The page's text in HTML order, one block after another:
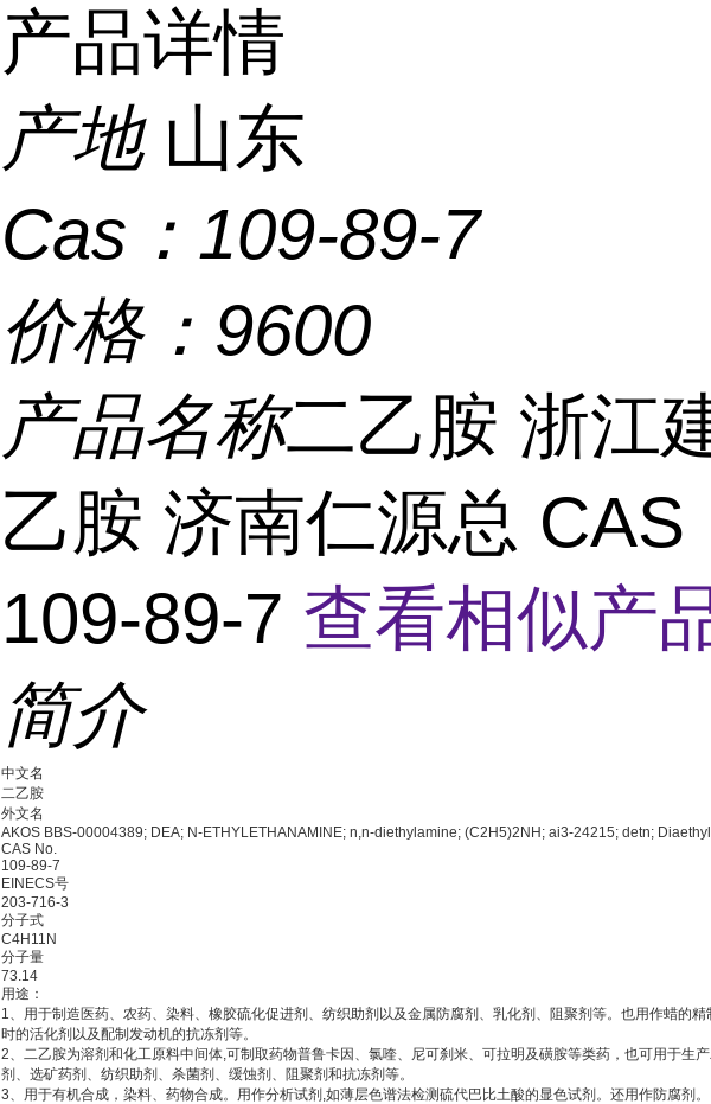
产品详情
产地 山东
Cas： 109-89-7
价格： 9600
产品名称二乙胺 浙江
乙胺 济南仁源总 CAS
109-89-7 查看相似产
简介
中文名
二乙胺
外文名
AKOS BBS-00004389; DEA; N-ETHYLETHANAMINE; n,n-diethylamine; (C2H5)2NH; ai3-24215; detn;
CAS No.
109-89-7
EINECS号
203-716-3
分子式
C4H11N
分子量
73.14
用途：
1、用于制造医药、农药、染料、橡胶硫化促进剂、纺织助剂以及金属防腐剂、乳化剂、阻聚剂等。也用作蜡的
时的活化剂以及配制发动机的抗冻剂等。
2、二乙胺为溶剂和化工原料中间体,可制取药物普鲁卡因、氯喹、尼可刹米、可拉明及磺胺等类药，也可用于生
剂、选矿药剂、纺织助剂、杀菌剂、缓蚀剂、阻聚剂和抗冻剂等。
3、用于有机合成，染料、药物合成。用作分析试剂,如薄层色谱法检测硫代巴比土酸的显色试剂。还用作防腐剂。